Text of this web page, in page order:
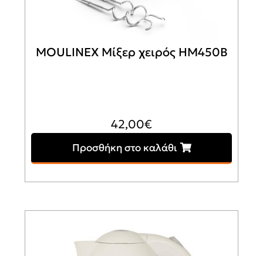
MOULINEX Μίξερ χειρός HM450B
42,00€
Προσθήκη στο καλάθι